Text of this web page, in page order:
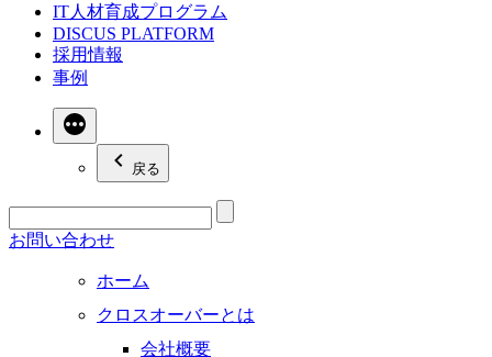
IT人材育成プログラム
DISCUS PLATFORM
採用情報
事例
続
き
戻る
お問い合わせ
ホーム
クロスオーバーとは
会社概要